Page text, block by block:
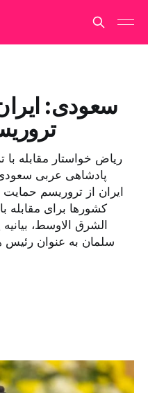
سعودی:
ریاض خواستار مقابله
پادشاهی عربی سعودی
ایران از تروریسم
کشورها برای مقابله
الشرق الاوسط،
سلمان به عنوان رئیس